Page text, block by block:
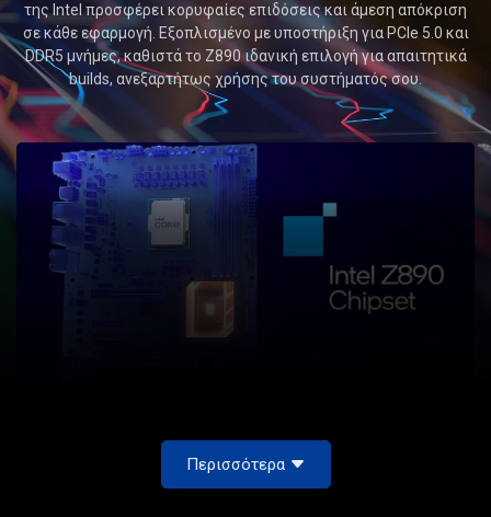
της Intel προσφέρει κορυφαίες επιδόσεις και άμεση απόκριση
σε κάθε εφαρμογή. Εξοπλισμένο με υποστήριξη για PCIe 5.0 και
DDR5 μνήμες, καθιστά το Z890 ιδανική επιλογή για απαιτητικά
builds, ανεξαρτήτως χρήσης του συστήματός σου.
Περισσότερα